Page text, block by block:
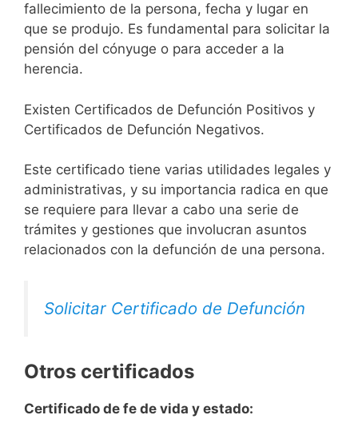
fallecimiento de la persona, fecha y lugar en
que se produjo. Es fundamental para solicitar la
pensión del cónyuge o para acceder a la
herencia.
Existen Certificados de Defunción Positivos y
Certificados de Defunción Negativos.
Este certificado tiene varias utilidades legales y
administrativas, y su importancia radica en que
se requiere para llevar a cabo una serie de
trámites y gestiones que involucran asuntos
relacionados con la defunción de una persona.
Solicitar Certificado de Defunción
Otros certificados
Certificado de fe de vida y estado: